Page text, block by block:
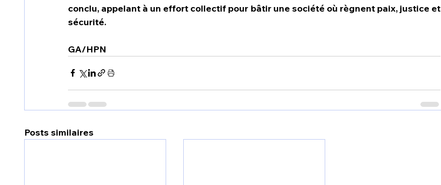
conclu, appelant à un effort collectif pour bâtir une société où règnent paix, justice et
sécurité.
GA/HPN
Posts similaires